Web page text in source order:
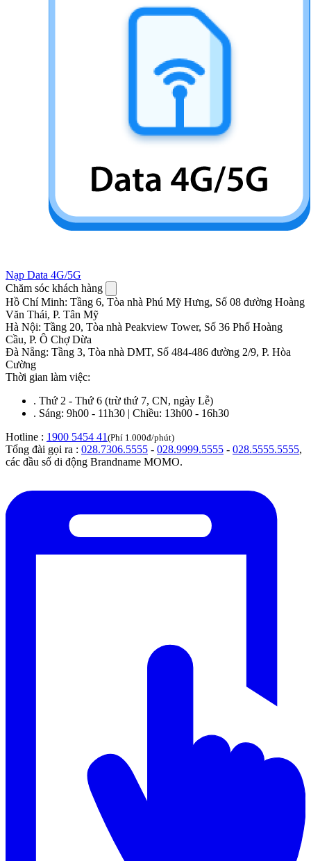
Nạp Data 4G/5G
Chăm sóc khách hàng
Hồ Chí Minh: Tầng 6, Tòa nhà Phú Mỹ Hưng, Số 08 đường Hoàng
Văn Thái, P. Tân Mỹ
Hà Nội: Tầng 20, Tòa nhà Peakview Tower, Số 36 Phố Hoàng
Cầu, P. Ô Chợ Dừa
Đà Nẵng: Tầng 3, Tòa nhà DMT, Số 484-486 đường 2/9, P. Hòa
Cường
Thời gian làm việc:
. Thứ 2 - Thứ 6 (trừ thứ 7, CN, ngày Lễ)
. Sáng: 9h00 - 11h30 | Chiều: 13h00 - 16h30
Hotline : 1900 5454 41(Phí 1.000đ/phút)
Tổng đài gọi ra : 028.7306.5555 - 028.9999.5555 - 028.5555.5555,
các đầu số di động Brandname MOMO.